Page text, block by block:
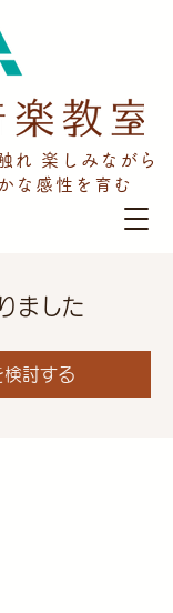
れ 楽しみながら
な感性を育む
ました
検討する